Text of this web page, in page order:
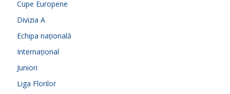
Cupe Europene
Divizia A
Echipa națională
Internațional
Juniori
Liga Florilor